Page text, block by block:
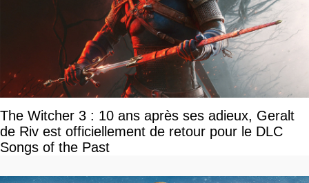
The Witcher 3 : 10 ans après ses adieux, Geralt
de Riv est officiellement de retour pour le DLC
Songs of the Past